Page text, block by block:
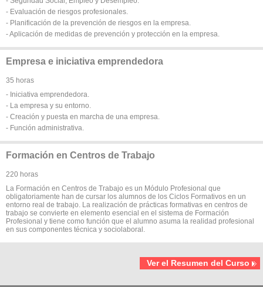
- Evaluación de riesgos profesionales.
- Planificación de la prevención de riesgos en la empresa.
- Aplicación de medidas de prevención y protección en la empresa.
Empresa e iniciativa emprendedora
35 horas
- Iniciativa emprendedora.
- La empresa y su entorno.
- Creación y puesta en marcha de una empresa.
- Función administrativa.
Formación en Centros de Trabajo
220 horas
La Formación en Centros de Trabajo es un Módulo Profesional que
obligatoriamente han de cursar los alumnos de los Ciclos Formativos en un
entorno real de trabajo. La realización de prácticas formativas en centros de
trabajo se convierte en elemento esencial en el sistema de Formación
Profesional y tiene como función que el alumno asuma la realidad profesional
en sus componentes técnica y sociolaboral.
Ver el Resumen del Curso